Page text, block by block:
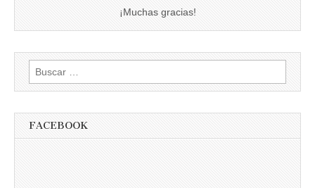
¡Muchas gracias!
Buscar:
FACEBOOK